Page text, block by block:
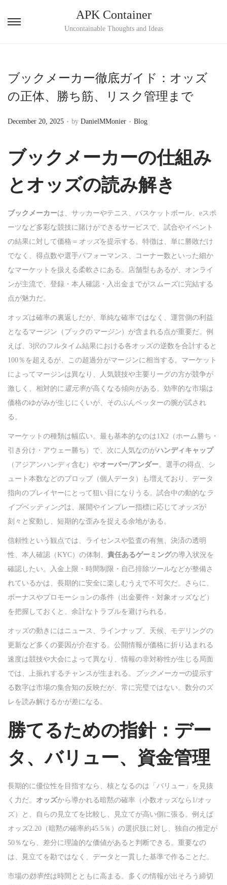
S
p
t
o
i
a
i
o
n
S
p
t
o
t
n
APK Container
Uncontainable Thoughts and Ideas
ブックメーカー徹底ガイド：オッズ
の正体、勝ち筋、リスク管理まで
P
d
December 20, 2025 . by DanielMMonier . P
d
Blog
ブックメーカーの仕組み
とオッズの読み解き
ブックメーカーは、サッカーやテニス、バスケットボール、eスポ
ーツなど多彩な競技に賭けができるサービスで、試合やイベント
の結果に対して価格＝ オッズを提示する。特徴は、単に勝敗だけ
でなく、得点数や選手パフォーマンス、コーナー数といった細か
なマーケットを扱える柔軟さにある。店舗型もあるが、オンライ
ンが主流で、登録・本人確認・入出金までがスムーズに完結する
点が魅力だ。
オッズは確率の裏返しだが、単純な確率ではなく、運営側の利益
となるマージン（ブックの マージン）が含まれる点が重要だ。例
えば、3択のフルタイム結果における各オッズの逆数を合計すると
100％を超えるが、この超過分がマージンに相当する。マーケット
によってマージンは異なり、人気競技や主要リーグの方が競争が
激しく、相対的に還元率が高くなる傾向がある。効率的な市場は
価格のゆがみが生じにくいが、そのぶんベッターの腕が試され
る。
マーケットの種類は幅広い。最も基本的なのは1X2（ホーム勝ち・
引き分け・アウェー勝ち）で、次に人気なのがハンディキャップ
（アジアンハンディ含む）やオーバー/アンダー。選手の得点、シ
ュート本数などのプロップ（個人データ）も増えており、データ
指向のプレイヤーにとって狙い目になりうる。試合中の動的な ラ
イブベッティングは、展開やインプレー指標に応じて オッズが
刻々と変動し、短期的な歪みを捉える余地がある。
信頼性という観点では、ライセンスや監査の有無、決済の透明
性、本人確認（KYC）の体制、 責任あるゲーミングの導入状況を
確認したい。入金上限・時間制限・自己排除ツールなどが整備さ
れているかは、長期的に安全に楽しむうえで不可欠だ。さらに、
ボーナスやプロモーションの条件（出金要件・対象オッズなど）
を把握しておくと、余計なトラブルを避けられる。
オッズの動きにはニュース、ラインナップ、天候、モデリングの
更新など多くの要因が介在する。公開情報が価格に折り込まれる
速度は競技や大会によって異なり、情報の非対称性が生じる局面
では、上振れするチャンスが生まれる。
ブックメーカーの提示す
る数字は市場の集合知の反映だが、常に完璧ではない。数分のズ
レを読み解けるかが差になる。
勝てるための指針：デー
タ、バリュー、資金管理
長期的に優位性を目指すなら、核となるのは「バリュー」を見抜
く力だ。 オッズから導かれる暗黙の確率（小数オッズなら1/オッ
ズ）と、自らの見立てを比較し、見立てが高い側に張る。例えば
オッズ2.20（暗黙の確率約45.5％）の選択肢に対し、独自の推定が
50％なら、差分に理論的な価値があると判断できる。重要なの
は、見立てを勘ではなく、データと一貫した基準で作ることだ。
市場の効率性は時間とともに高まる。多くの情報が出そろう締切